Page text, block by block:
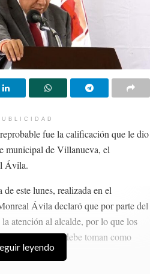
fue la calificación que le dio
municipal de Villanueva, el
Ávila.
este lunes, realizada en el
Ávila declaró que por parte del
atención al alcalde, por lo que los
morenistas lo debe toman como
leyendo